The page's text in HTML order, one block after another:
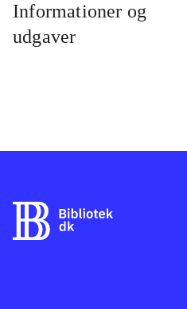
Informationer og
udgaver